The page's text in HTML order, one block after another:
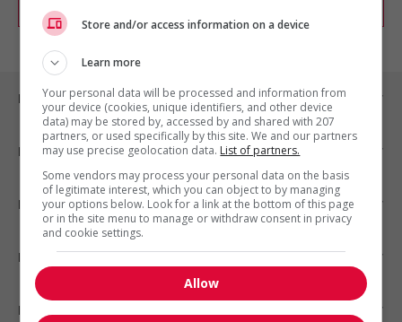
Emplois par ville
Emplois par secteur
Emplois par statut
Emplois par type
Nos suggestions
Store and/or access information on a device
Learn more
Your personal data will be processed and information from
your device (cookies, unique identifiers, and other device
data) may be stored by, accessed by and shared with 207
partners, or used specifically by this site. We and our partners
may use precise geolocation data. List of partners.
Some vendors may process your personal data on the basis
of legitimate interest, which you can object to by managing
your options below. Look for a link at the bottom of this page
or in the site menu to manage or withdraw consent in privacy
and cookie settings.
Allow